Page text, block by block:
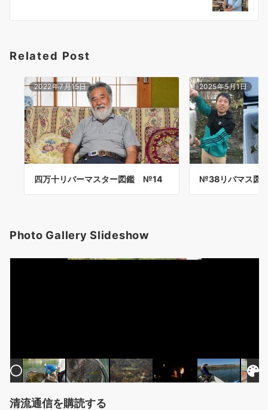
ン
Related Post
2022年7月15日
四万十リバーマスター図鑑 №14
2025年5月1日
№38リバマス図
Photo Gallery Slideshow
清流通信を購読する